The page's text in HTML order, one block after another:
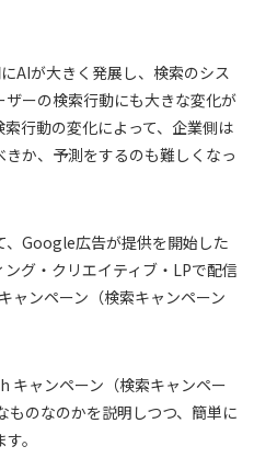
AIが大きく発展し、検索のシス
ーの検索行動にも大きな変化が
行動の変化によって、企業側は
か、予測をするのも難しくなっ
、Google広告が提供を開始した
グ・クリエイティブ・LPで配信
ャンペーン（検索キャンペーン
キャンペーン（検索キャンペー
ものなのかを説明しつつ、簡単に
。